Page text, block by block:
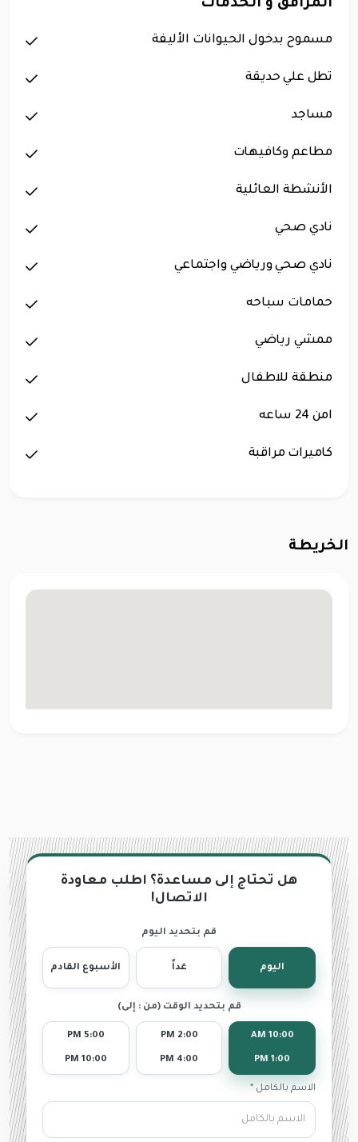
المرافق و الخدمات
مسموح بدخول الحيوانات الأليفة
تطل علي حديقة
مساجد
مطاعم وكافيهات
الأنشطة العائلية
نادي صحي
نادي صحي ورياضي واجتماعي
حمامات سباحه
ممشي رياضي
منطقة للاطفال
امن 24 ساعه
كاميرات مراقبة
الخريطة
هل تحتاج إلى مساعدة؟ اطلب معاودة
الاتصال!
قم بتحديد اليوم
اليوم غداً الأسبوع القادم
قم بتحديد الوقت (من : إلى)
10:00 AM
1:00 PM
2:00 PM
4:00 PM
5:00 PM
10:00 PM
الاسم بالكامل *